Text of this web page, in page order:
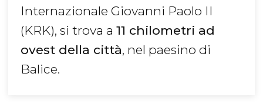
Internazionale Giovanni Paolo II
(KRK), si trova a 11 chilometri ad
ovest della città, nel paesino di
Balice.